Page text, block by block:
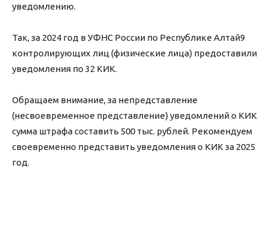
уведомлению.
Так, за 2024 год в УФНС России по Республике Алтай9
контролирующих лиц (физические лица) предоставили
уведомления по 32 КИК.
Обращаем внимание, за непредставление
(несвоевременное представление) уведомлений о КИК
сумма штрафа составить 500 тыс. рублей. Рекомендуем
своевременно представить уведомления о КИК за 2025
год.